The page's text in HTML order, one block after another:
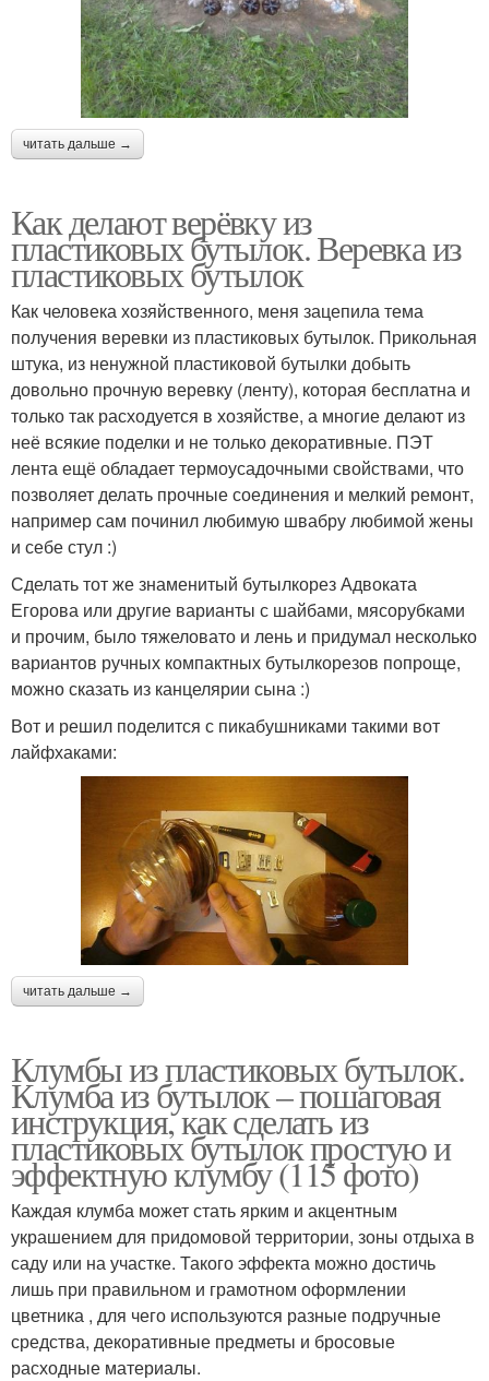
читать дальше →
Как делают верёвку из
пластиковых бутылок. Веревка из
пластиковых бутылок
Как человека хозяйственного, меня зацепила тема
получения веревки из пластиковых бутылок. Прикольная
штука, из ненужной пластиковой бутылки добыть
довольно прочную веревку (ленту), которая бесплатна и
только так расходуется в хозяйстве, а многие делают из
неё всякие поделки и не только декоративные. ПЭТ
лента ещё обладает термоусадочными свойствами, что
позволяет делать прочные соединения и мелкий ремонт,
например сам починил любимую швабру любимой жены
и себе стул :)
Сделать тот же знаменитый бутылкорез Адвоката
Егорова или другие варианты с шайбами, мясорубками
и прочим, было тяжеловато и лень и придумал несколько
вариантов ручных компактных бутылкорезов попроще,
можно сказать из канцелярии сына :)
Вот и решил поделится с пикабушниками такими вот
лайфхаками:
читать дальше →
Клумбы из пластиковых бутылок.
Клумба из бутылок – пошаговая
инструкция, как сделать из
пластиковых бутылок простую и
эффектную клумбу (115 фото)
Каждая клумба может стать ярким и акцентным
украшением для придомовой территории, зоны отдыха в
саду или на участке. Такого эффекта можно достичь
лишь при правильном и грамотном оформлении
цветника , для чего используются разные подручные
средства, декоративные предметы и бросовые
расходные материалы.